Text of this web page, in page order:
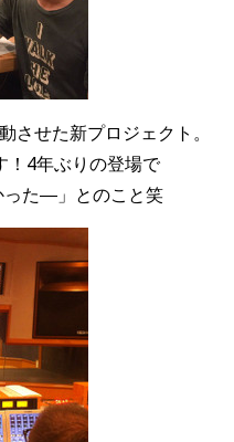
させた新プロジェクト。
！4年ぶりの登場で
った―」とのこと笑